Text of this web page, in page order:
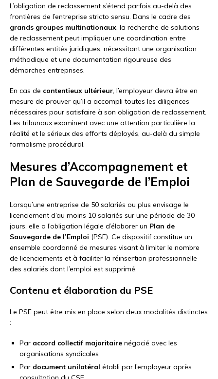
L’obligation de reclassement s’étend parfois au-delà des
frontières de l’entreprise stricto sensu. Dans le cadre des
grands groupes multinationaux, la recherche de solutions
de reclassement peut impliquer une coordination entre
différentes entités juridiques, nécessitant une organisation
méthodique et une documentation rigoureuse des
démarches entreprises.
En cas de contentieux ultérieur, l’employeur devra être en
mesure de prouver qu’il a accompli toutes les diligences
nécessaires pour satisfaire à son obligation de reclassement.
Les tribunaux examinent avec une attention particulière la
réalité et le sérieux des efforts déployés, au-delà du simple
formalisme procédural.
Mesures d’Accompagnement et
Plan de Sauvegarde de l’Emploi
Lorsqu’une entreprise de 50 salariés ou plus envisage le
licenciement d’au moins 10 salariés sur une période de 30
jours, elle a l’obligation légale d’élaborer un Plan de
Sauvegarde de l’Emploi (PSE). Ce dispositif constitue un
ensemble coordonné de mesures visant à limiter le nombre
de licenciements et à faciliter la réinsertion professionnelle
des salariés dont l’emploi est supprimé.
Contenu et élaboration du PSE
Le PSE peut être mis en place selon deux modalités distinctes
:
Par accord collectif majoritaire négocié avec les
organisations syndicales
Par document unilatéral établi par l’employeur après